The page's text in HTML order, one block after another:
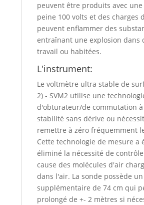
peuvent être produits avec une
peine 100 volts et des charges
peuvent enflammer des
entraînant une explosion dans
travail ou habitées.
L'instrument:
Le voltmètre ultra stable de
2) - SVM2 utilise une
d'obturateur/de commutation
stabilité sans dérive ou
remettre à zéro fréquemment
Cette technologie de mesure a
éliminé la nécessité de
cause des molécules d'air
dans l'air. La sonde possède
supplémentaire de 74 cm qui
prolongé de +- 2 mètres si